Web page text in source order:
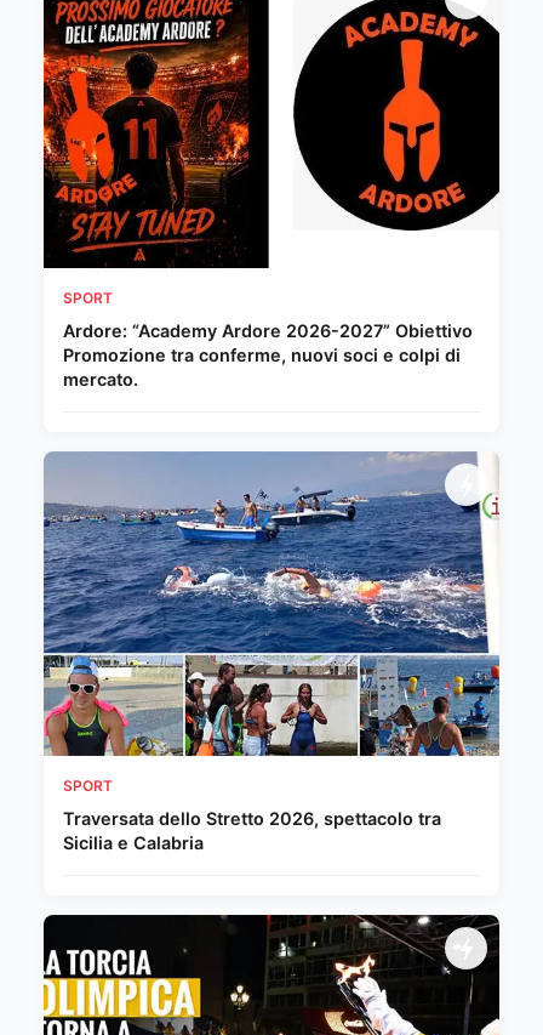
SPORT
Ardore: “Academy Ardore 2026-2027” Obiettivo
Promozione tra conferme, nuovi soci e colpi di
mercato.
SPORT
Traversata dello Stretto 2026, spettacolo tra
Sicilia e Calabria